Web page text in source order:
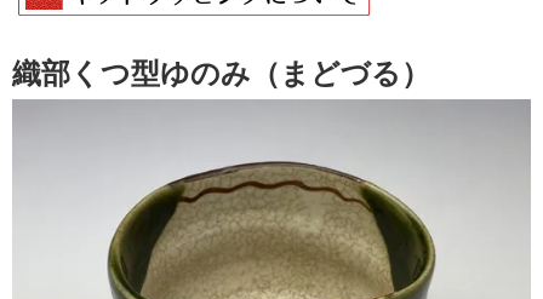
織部くつ型ゆのみ（まどづる）